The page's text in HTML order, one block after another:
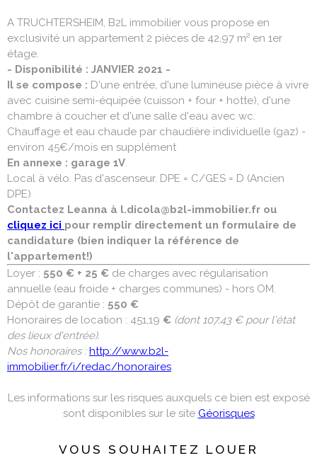
A TRUCHTERSHEIM, B2L immobilier vous propose en
exclusivité un appartement 2 pièces de 42,97 m² en 1er
étage.
- Disponibilité : JANVIER 2021 -
Il se compose : D'une entrée, d'une lumineuse pièce à vivre
avec cuisine semi-équipée (cuisson + four + hotte), d'une
chambre à coucher et d'une salle d'eau avec wc.
Chauffage et eau chaude par chaudière individuelle (gaz) -
environ 45€/mois en supplément
En annexe : garage 1V.
Local à vélo. Pas d'ascenseur. DPE = C/GES = D (Ancien
DPE)
Contactez Leanna à l.dicola@b2l-immobilier.fr ou
cliquez ici pour remplir directement un formulaire de
candidature (bien indiquer la référence de
l'appartement!)
Loyer : 550 € + 25 € de charges avec régularisation
annuelle (eau froide + charges communes) - hors OM.
Dépôt de garantie : 550 €
Honoraires de location : 451,19 € (dont 107,43 € pour l'état
des lieux d'entrée).
Nos honoraires :http://www.b2l-
immobilier.fr/i/redac/honoraires
Les informations sur les risques auxquels ce bien est exposé
sont disponibles sur le site Géorisques
VOUS SOUHAITEZ LOUER